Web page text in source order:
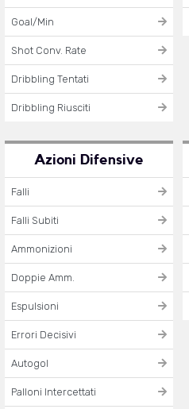
Goal/Min
Shot Conv. Rate
Dribbling Tentati
Dribbling Riusciti
Azioni Difensive
Falli
Falli Subiti
Ammonizioni
Doppie Amm.
Espulsioni
Errori Decisivi
Autogol
Palloni Intercettati